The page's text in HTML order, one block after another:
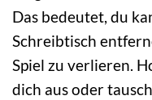
Das bedeutet, du
Schreibtisch
Spiel zu verlieren.
dich aus oder